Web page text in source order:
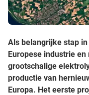
Als belangrijke stap
Europese industrie
grootschalige
productie van
Europa. Het eerste